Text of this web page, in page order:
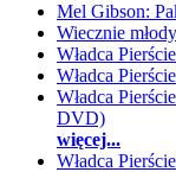
Mel Gibson:
Wiecznie młody
Władca
Władca
Władca
DVD)
więcej...
Władca